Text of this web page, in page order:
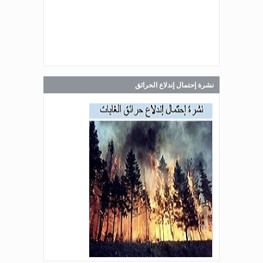
اللبناني البيان الآتي:
Jul 28, 2026
صدر عن دائرة الإعلام والعلاقات العامة
في المديرية العامة للدفاع المدني
اللبناني البيان الآتي:
Jul 27, 2026
صدر عن دائرة الإعلام والعلاقات العامة
في المديرية العامة للدفاع المدني
اللبناني البيان الآتي:
نشرة إحتمال إندلاع الحرائق